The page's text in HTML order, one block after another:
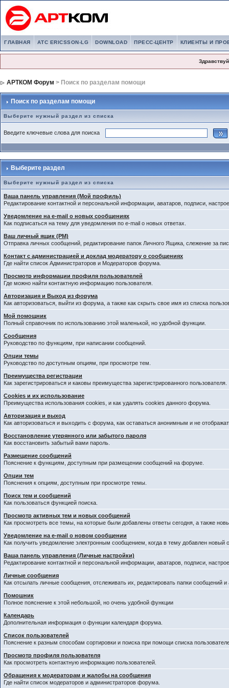
ГЛАВНАЯ АТС ERICSSON-LG DOWNLOAD ПРЕСС-ЦЕНТР КЛИЕНТЫ И
АРТКОМ Форум > Поиск по разделам помощи
Поиск по разделам помощи
Выберите нужный раздел из списка
Введите ключевые слова для поиска
Выберите раздел
Выберите нужный раздел из списка
Ваша панель управления (Мой профиль)
Редактирование контактной и персональной информации, аватаров, подписи,
Уведомление на e-mail о новых сообщениях
Как подписаться на тему для уведомления по e-mail о новых ответах.
Ваш личный ящик (PM)
Отправка личных сообщений, редактирование папок Личного Ящика, слежение за
Контакт с администрацией и доклад модератору о сообщениях
Где найти список Администраторов и Модераторов форума.
Просмотр информации профиля пользователей
Где можно найти контактную информацию пользователя.
Авторизация и Выход из форума
Как авторизоваться, выйти из форума, а также как скрыть свое имя из списка
Мой помощник
Полный справочник по использованию этой маленькой, но удобной функции.
Сообщения
Руководство по функциям, при написании сообщений.
Опции темы
Руководство по доступным опциям, при просмотре тем.
Преимущества регистрации
Как зарегистрироваться и каковы преимущества зарегистрированного пользователя.
Cookies и их использование
Преимущества использования cookies, и как удалять cookies данного форума.
Авторизация и выход
Как авторизоваться и выходить с форума, как оставаться анонимным и не
Восстановление утерянного или забытого пароля
Как восстановить забытый вами пароль.
Размещение сообщений
Пояснение к функциям, доступным при размещении сообщений на форуме.
Опции тем
Пояснения к опциям, доступным при просмотре темы.
Поиск тем и сообщений
Как пользоваться функцией поиска.
Просмотр активных тем и новых сообщений
Как просмотреть все темы, на которые были добавлены ответы сегодня, а также
Уведомление на е-mail о новом сообщении
Как получить уведомление электронным сообщением, когда в тему добавлен новый
Ваша панель управления (Личные настройки)
Редактирование контактной и персональной информации, аватаров, подписи,
Личные сообщения
Как отсылать личные сообщения, отслеживать их, редактировать папки сообщений
Помошник
Полное пояснение к этой небольшой, но очень удобной функции
Календарь
Дополнительная информация о функции календаря форума.
Список пользователей
Пояснение к разным способам сортировки и поиска при помощи списка
Просмотр профиля пользователя
Как просмотреть контактную информацию пользователей.
Обращения к модераторам и жалобы на сообщения
Где найти список модераторов и администраторов форума.